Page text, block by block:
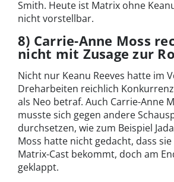
Smith. Heute ist Matrix ohne
nicht vorstellbar.
8) Carrie-Anne Moss
nicht mit Zusage zur
Nicht nur Keanu Reeves hatte im
Dreharbeiten reichlich
als Neo betraf. Auch Carrie-Anne
musste sich gegen andere
durchsetzen, wie zum Beispiel
Moss hatte nicht gedacht, dass sie
Matrix-Cast bekommt, doch am
geklappt.